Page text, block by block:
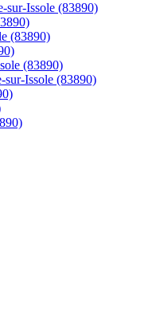
sur-Issole (83890)
(83890)
(83890)
sur-Issole (83890)